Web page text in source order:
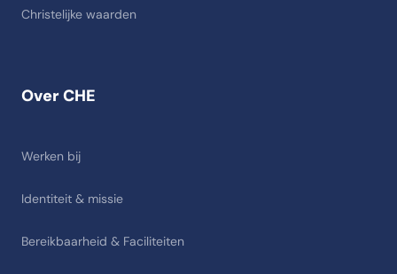
Over CHE
Werken bij
Identiteit & missie
Bereikbaarheid & Faciliteiten
Christelijke waarden